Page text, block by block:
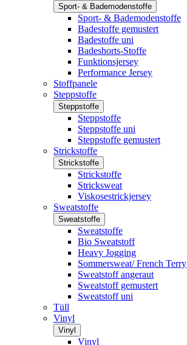
Sport- & Bademodenstoffe
Sport- & Bademodenstoffe
Badestoffe gemustert
Badestoffe uni
Badeshorts-Stoffe
Funktionsjersey
Performance Jersey
Stoffpanele
Steppstoffe
Steppstoffe
Steppstoffe
Steppstoffe uni
Steppstoffe gemustert
Strickstoffe
Strickstoffe
Strickstoffe
Stricksweat
Viskosestrickjersey
Sweatstoffe
Sweatstoffe
Sweatstoffe
Bio Sweatstoff
Heavy Jogging
Sommersweat/ French Terry
Sweatstoff angeraut
Sweatstoff gemustert
Sweatstoff uni
Tüll
Vinyl
Vinyl
Vinyl